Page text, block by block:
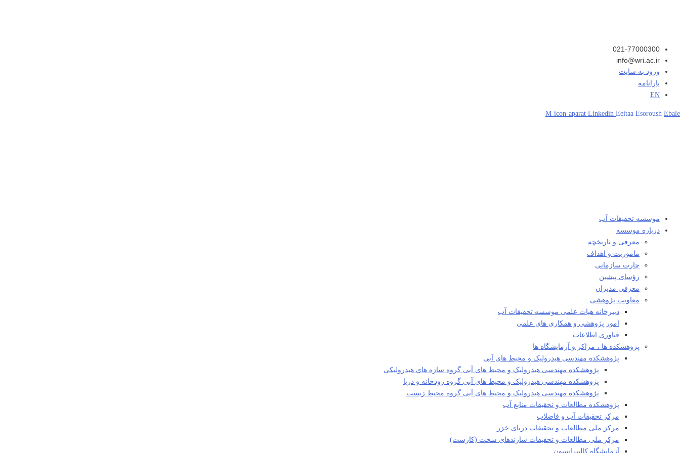
021-77000300
info@wri.ac.ir
ورود به سایت
یارانامه
EN
M-icon-aparat Linkedin Eeitaa Esoroush Ebale
موسسه تحقیقات آب
درباره موسسه
معرفی و تاریخچه
ماموریت و اهداف
چارت سازمانی
رؤسای پیشین
معرفی مدیران
معاونت پژوهشی
دبیرخانه هیات علمی موسسه تحقیقات آب
امور پژوهشی و همکاری های علمی
فناوری اطلاعات
پژوهشکده ها ، مراکز و آزمایشگاه ها
پژوهشکده مهندسی هیدرولیک و محیط های آبی
پژوهشکده مهندسی هیدرولیک و محیط های آبی گروه سازه های هیدرولیکی
پژوهشکده مهندسی هیدرولیک و محیط های آبی گروه رودخانه و دریا
پژوهشکده مهندسی هیدرولیک و محیط های آبی گروه محیط زیست
پژوهشکده مطالعات و تحقیقات منابع آب
مرکز تحقیقات آب و فاضلاب
مرکز ملی مطالعات و تحقیقات دریای خزر
مرکز ملی مطالعات و تحقیقات سازندهای سخت (کارست)
آزمایشگاه کالیبراسیون